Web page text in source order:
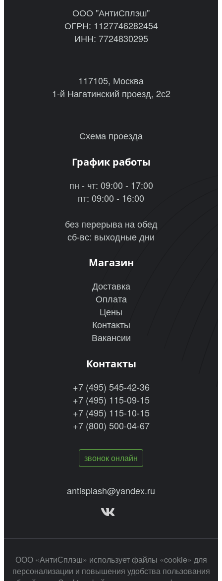
ООО "АнтиСплэш"
ОГРН: 1127746282454
ИНН: 7724830295
117105, Москва
1-й Нагатинский проезд, 2с2
Схема проезда
График работы
пн - чт: 09:00 - 17:00
пт: 09:00 - 16:00
без перерыва на обед
сб-вс: выходные дни
Магазин
Доставка
Оплата
Цены
Контакты
Вакансии
Контакты
+7 (495) 545-42-36
+7 (495) 115-09-15
+7 (495) 115-10-15
+7 (800) 500-04-67
звонок онлайн
antisplash@yandex.ru
ООО «АнтиСплэш» использует файлы «cookie» для
персонализации и повышения удобства пользования